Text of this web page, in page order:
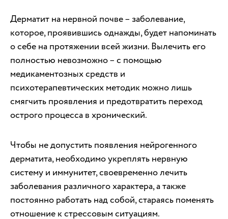
Дерматит на нервной почве – заболевание,
которое, проявившись однажды, будет напоминать
о себе на протяжении всей жизни. Вылечить его
полностью невозможно – с помощью
медикаментозных средств и
психотерапевтических методик можно лишь
смягчить проявления и предотвратить переход
острого процесса в хронический.
Чтобы не допустить появления нейрогенного
дерматита, необходимо укреплять нервную
систему и иммунитет, своевременно лечить
заболевания различного характера, а также
постоянно работать над собой, стараясь поменять
отношение к стрессовым ситуациям.